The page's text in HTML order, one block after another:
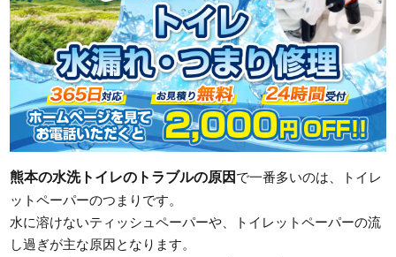
熊本の水洗トイレのトラブルの原因 で一番多いのは、トイレ
ットペーパーのつまりです。
水に溶けないティッシュペーパーや、トイレットペーパーの流
し過ぎが主な原因となります。